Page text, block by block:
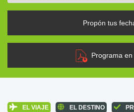
Propón tus
Programa en
EL VIAJE EL DESTINO